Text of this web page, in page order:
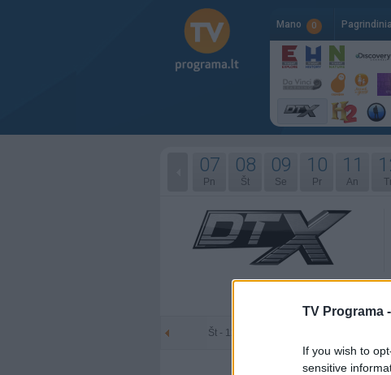
TV Programa -
If you wish to
sensitive
Mano 0
07
Pn
08
Št
09
Se
10
Pr
11
An
Št - 12-13